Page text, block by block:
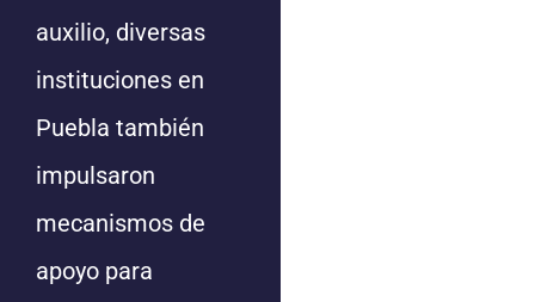
auxilio, diversas
instituciones en
Puebla también
impulsaron
mecanismos de
apoyo para